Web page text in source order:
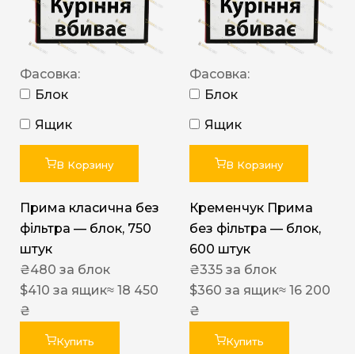
Фасовка:
Блок
Ящик
В Корзину
Прима класична без
фільтра — блок, 750
штук
₴480 за блок
$410 за ящик≈ 18 450
₴
Купить
Фасовка:
Блок
Ящик
В Корзину
Кременчук Прима
без фільтра — блок,
600 штук
₴335 за блок
$360 за ящик≈ 16 200
₴
Купить